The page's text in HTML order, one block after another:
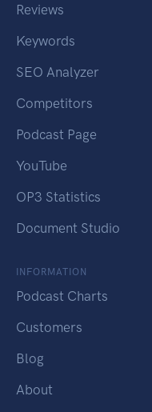
Reviews
Keywords
SEO Analyzer
Competitors
Podcast Page
YouTube
OP3 Statistics
Document Studio
INFORMATION
Podcast Charts
Customers
Blog
About